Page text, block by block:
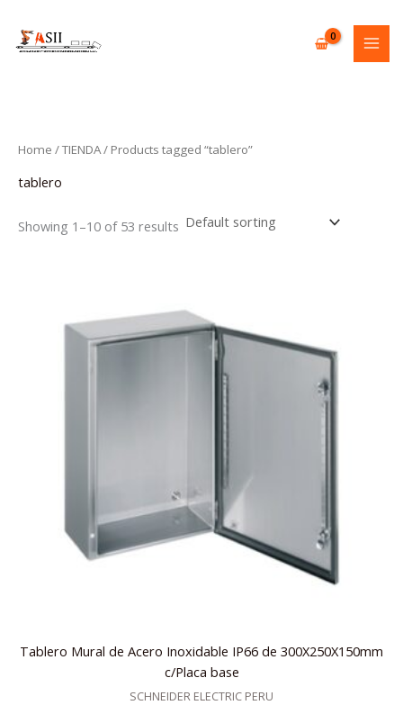
content
Home /TIENDA/ Products tagged “tablero”
tablero
Showing 1–10 of 53 results
Tablero Mural de Acero Inoxidable IP66 de 300X250X150mm
c/Placa base
SCHNEIDER ELECTRIC PERU